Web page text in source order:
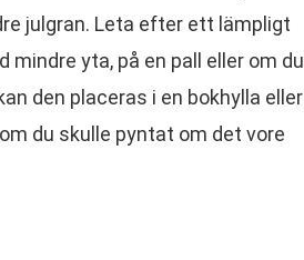
julgran. Leta efter ett lämpligt
yta, på en pall eller om du
den placeras i en bokhylla eller
du skulle pyntat om det vore